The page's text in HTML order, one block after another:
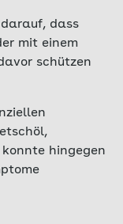
dass
mit einem
schützen
hingegen